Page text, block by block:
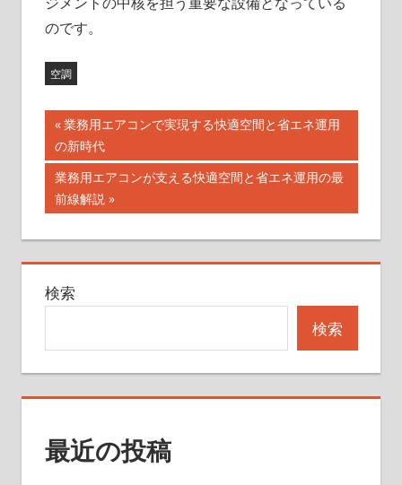
のです。
空調
投
稿
ナ
ビ
ゲ
ー
ョ
ン
前
の
記
事:
業務用エアコンで実現する快適空間と省エネ運用
の新時代
次
の
事:
業務用エアコンが支える快適空間と省エネ運用の最
前線解説
検索
検索
最近の投稿